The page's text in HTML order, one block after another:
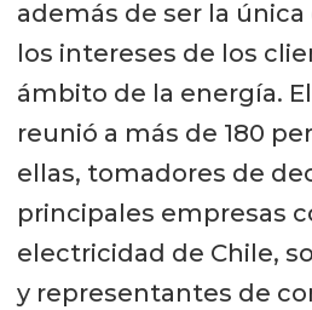
además de ser la
los intereses de los
ámbito de la energía.
reunió a más de 180
ellas, tomadores de
principales empresas
electricidad de Chile,
y representantes de